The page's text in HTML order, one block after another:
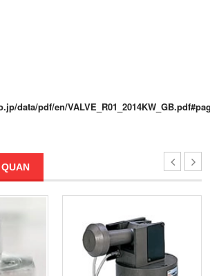
data/pdf/en/